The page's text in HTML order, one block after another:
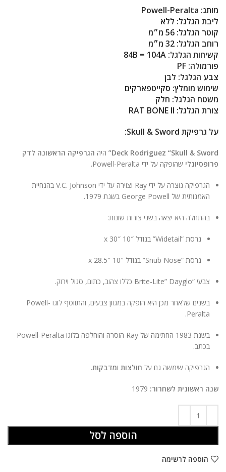
ניגודיות בהירה
ניגודיות כהה
הוסף קו תחתון לקישורים
סמן קישורים
האפשרויות
הצהרת נגישות
מותג:
ליבת הגלגל: ללא
קוטר הגלגל:
רוחב הגלגל:
קשיחות הגלגל:
פורמולה:
צבע הגלגל: לבן
שימוש מומלץ: סקייטפארקים
משטח הגלגל: חלק
צורת הגלגל:
על גרפיקת Skull & Sword:
Deck Rodriguez “Skull & Sword” היה הגרפיקה הראשונה לדק
פרופסיונלי שהופקה על ידי Powell-Peralta.
הגרפיקה נוצרה על ידי Ray וצוירה על ידי V.C. Johnson בהנחיית
האמנותית של George Powell בשנת 1979.
בהתחלה היא יצאה בשני צורות שונות:
גרסת “Widetail” בגודל 10″ x 30″
גרסת “Snub Nose” בגודל 10″ x 28.5″
צבעי “Brite-Lite” Dayglo כללו צהוב, כתום, סגול וירוק.
בשנים שלאחר מכן היא הופקה במגוון צבעים, והתווסף לוגו Powell-
Peralta.
בשנת 1983 החתימה של Ray הוסרה והוחלפה בלוגו Powell-Peralta
בכתב.
הגרפיקה שימשה גם על חולצות ומדבקות.
שנה ראשונית לשחרור:
הוספה לסל
הוספה לרשימה